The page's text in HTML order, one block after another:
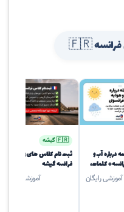
درباره آب و
+ کلمات،
کاربردی
آموزشی رایگان
🇫🇷 گیشه
ثبت نام کلاس های زبان
فرانسه گیشه
آموزشی رایگان